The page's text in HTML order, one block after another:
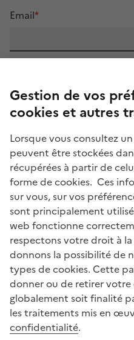
Gestion de vos
cookies et autres
Lorsque vous consultez
peuvent être stockées
récupérées à partir de
forme de cookies. Ces
sur vous, sur vos
sont principalement
web fonctionne
respectons votre droit à
donnons la possibilité de
types de cookies. Cette
donner ou de retirer
globalement soit finalité
les traitements mis en
confidentialité.
Email*
J’ai lu et j’accepte la
Le Ministère de la Transition
caractère personnel transmises
uniquement pour nous permettre
interlocuteur et de permettre à
Les informations obligatoires sont
Conformément à la loi
moment exercer auprès du